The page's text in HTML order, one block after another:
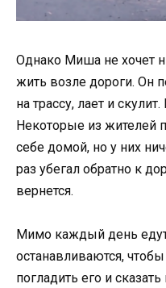
Однако Миша не хочет
жить возле дороги. Он
на трассу, лает и
Некоторые из жителей
себе домой, но у них
раз убегал обратно к
вернется.
Мимо каждый день
останавливаются,
погладить его и